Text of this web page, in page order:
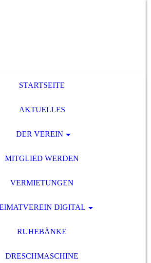
STARTSEITE
AKTUELLES
DER VEREIN
MITGLIED WERDEN
VERMIETUNGEN
DIGITAL
RUHEBÄNKE
DRESCHMASCHINE